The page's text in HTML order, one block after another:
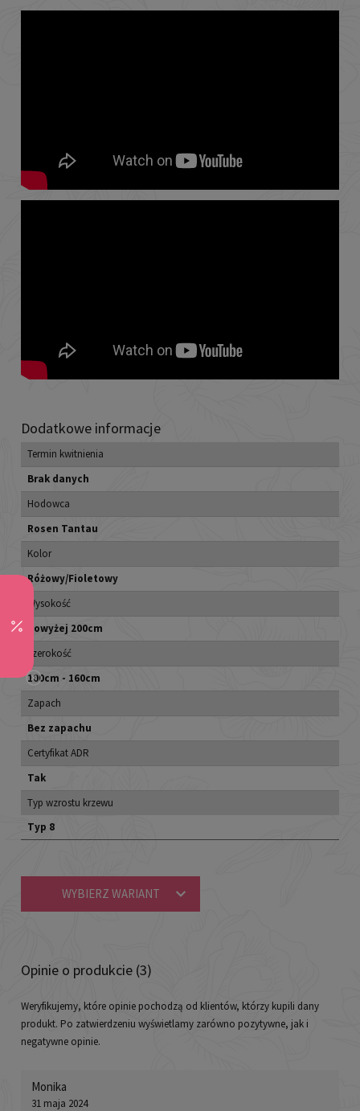
Dodatkowe informacje
Termin kwitnienia
Brak danych
Hodowca
Rosen Tantau
Kolor
Różowy/Fioletowy
Wysokość
powyżej 200cm
Szerokość
100cm - 160cm
Zapach
Bez zapachu
Certyfikat ADR
Tak
Typ wzrostu krzewu
Typ 8
WYBIERZ WARIANT
Opinie o produkcie (3)
Weryfikujemy, które opinie pochodzą od klientów, którzy kupili dany
produkt. Po zatwierdzeniu wyświetlamy zarówno pozytywne, jak i
negatywne opinie.
Monika
31 maja 2024